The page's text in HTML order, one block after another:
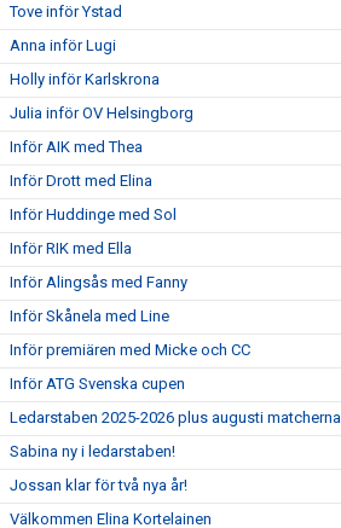
Tove inför Ystad
Anna inför Lugi
Holly inför Karlskrona
Julia inför OV Helsingborg
Inför AIK med Thea
Inför Drott med Elina
Inför Huddinge med Sol
Inför RIK med Ella
Inför Alingsås med Fanny
Inför Skånela med Line
Inför premiären med Micke och CC
Inför ATG Svenska cupen
Ledarstaben 2025-2026 plus augusti matcherna
Sabina ny i ledarstaben!
Jossan klar för två nya år!
Välkommen Elina Kortelainen